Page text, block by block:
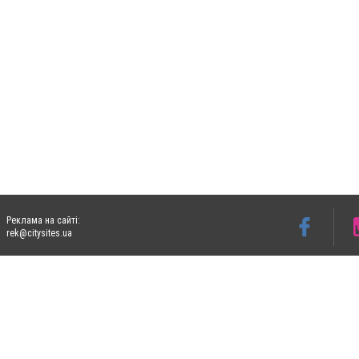
Реклама на сайті:
rek@citysites.ua